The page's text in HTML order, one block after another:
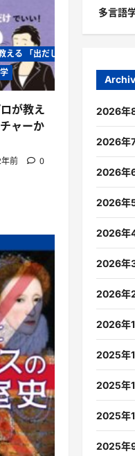
える 「出だし」だけ＋ジェスチ
が教え
ャーか
前 0
多言語
2026年
2026年
2026年
2026年
2026年
2026年
2026年
2026年
2025年
2025年
2025年
2025年